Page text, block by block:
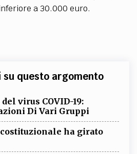
a 30.000 euro.
questo argomento
virus COVID-19:
Di Vari Gruppi
costituzionale ha girato